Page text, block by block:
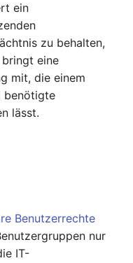
Mitglieder
RAID-Verbund
Raum
Remote Management
Controller
ein
zu behalten,
eine
mit, die einem
benötigte
lässt.
Benutzerrechte
nur
IT-